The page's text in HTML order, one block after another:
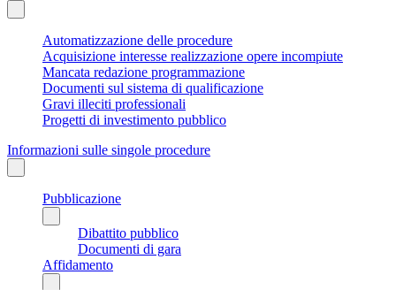
Automatizzazione delle procedure
Acquisizione interesse realizzazione opere incompiute
Mancata redazione programmazione
Documenti sul sistema di qualificazione
Gravi illeciti professionali
Progetti di investimento pubblico
Informazioni sulle singole procedure
Pubblicazione
Dibattito pubblico
Documenti di gara
Affidamento